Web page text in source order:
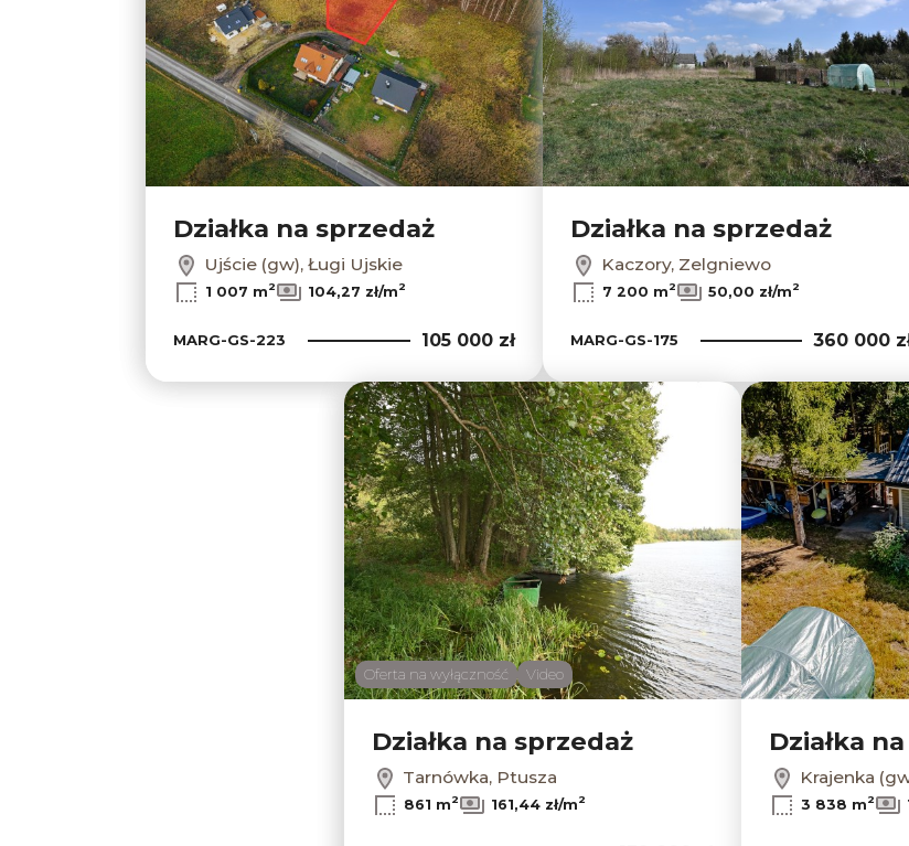
Działka na sprzedaż
Ujście (gw), Ługi Ujskie
1 007 m2 104,27 zł/m2
MARG-GS-223 105 000 zł
Działka na sprzedaż
Kaczory, Zelgniewo
7 200 m2 50,00 zł/m2
MARG-GS-175 360 000
Oferta na wyłączność Video
Dodaj do ulubionych
Działka na sprzedaż
Tarnówka, Ptusza
861 m2 161,44 zł/m2
Działka
Krajenka
3 838 m2